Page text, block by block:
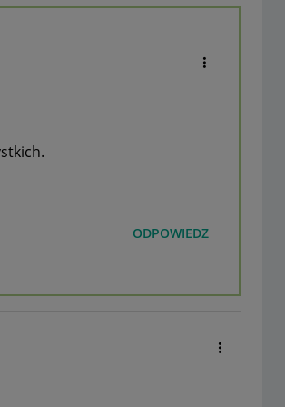
ODPOWIEDZ